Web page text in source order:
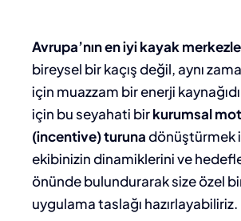
Avrupa’nın en iyi kayak
bireysel bir kaçış değil, aynı
için muazzam bir enerji
için bu seyahati birkurumsal
(incentive) turunadönüştürmek
ekibinizin dinamiklerini ve
önünde bulundurarak size özel
uygulama taslağı hazırlayabiliriz.